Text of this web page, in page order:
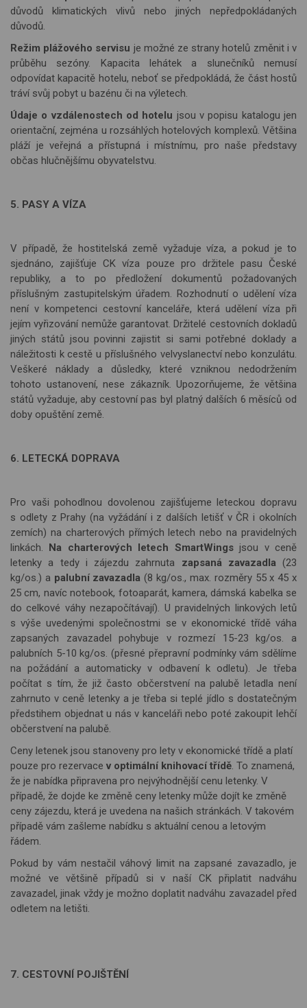
důvodů klimatických vlivů nebo jiných nepředpokládaných
důvodů.
Režim plážového servisu je možné ze strany hotelů změnit i v
průběhu sezóny. Kapacita lehátek a slunečníků nemusí
odpovídat kapacitě hotelu, neboť se předpokládá, že část hostů
tráví svůj pobyt u bazénu či na výletech.
Údaje o vzdálenostech od hotelu jsou v popisu katalogu jen
orientační, zejména u rozsáhlých hotelových komplexů. Většina
pláží je veřejná a přístupná i místnímu, pro naše představy
občas hlučnějšímu obyvatelstvu.
5. PASY A VÍZA
V případě, že hostitelská země vyžaduje víza, a pokud je to
sjednáno, zajišťuje CK víza pouze pro držitele pasu České
republiky, a to po předložení dokumentů požadovaných
příslušným zastupitelským úřadem. Rozhodnutí o udělení víza
není v kompetenci cestovní kanceláře, která udělení víza při
jejím vyřizování nemůže garantovat. Držitelé cestovních dokladů
jiných států jsou povinni zajistit si sami potřebné doklady a
náležitosti k cestě u příslušného velvyslanectví nebo konzulátu.
Veškeré náklady a důsledky, které vzniknou nedodržením
tohoto ustanovení, nese zákazník. Upozorňujeme, že většina
států vyžaduje, aby cestovní pas byl platný dalších 6 měsíců od
doby opuštění země.
6. LETECKÁ DOPRAVA
Pro vaši pohodlnou dovolenou zajišťujeme leteckou dopravu
s odlety z Prahy (na vyžádání i z dalších letišť v ČR i okolních
zemích) na charterových přímých letech nebo na pravidelných
linkách. Na charterových letech SmartWingsjsou v ceně
letenky a tedy i zájezdu zahrnuta zapsaná zavazadla(23
kg/os.) a palubní zavazadla (8 kg/os., max. rozměry 55 x 45 x
25 cm, navíc notebook, fotoaparát, kamera, dámská kabelka se
do celkové váhy nezapočítávají). U pravidelných linkových letů
s výše uvedenými společnostmi se v ekonomické třídě váha
zapsaných zavazadel pohybuje v rozmezí 15-23 kg/os. a
palubních 5-10 kg/os. (přesné přepravní podmínky vám sdělíme
na požádání a automaticky v odbavení k odletu). Je třeba
počítat s tím, že již často občerstvení na palubě letadla není
zahrnuto v ceně letenky a je třeba si teplé jídlo s dostatečným
předstihem objednat u nás v kanceláři nebo poté zakoupit lehčí
občerstvení na palubě.
Ceny letenek jsou stanoveny pro lety v ekonomické třídě a platí
pouze pro rezervace v optimální knihovací třídě. To znamená,
že je nabídka připravena pro nejvýhodnější cenu letenky. V
případě, že dojde ke změně ceny letenky může dojít ke změně
ceny zájezdu, která je uvedena na našich stránkách. V takovém
případě vám zašleme nabídku s aktuální cenou a letovým
řádem.
Pokud by vám nestačil váhový limit na zapsané zavazadlo, je
možné ve většině případů si v naší CK připlatit nadváhu
zavazadel, jinak vždy je možno doplatit nadváhu zavazadel před
odletem na letišti.
7. CESTOVNÍ POJIŠTĚNÍ